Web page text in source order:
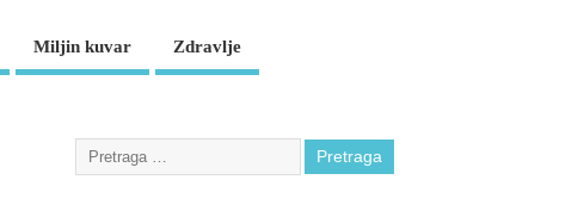
Miljin kuvar Zdravlje